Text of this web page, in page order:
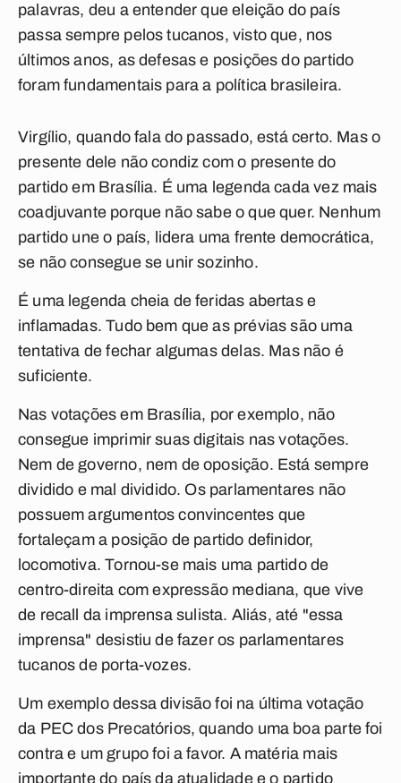
palavras, deu a entender que eleição do país
passa sempre pelos tucanos, visto que, nos
últimos anos, as defesas e posições do partido
foram fundamentais para a política brasileira.
Virgílio, quando fala do passado, está certo. Mas o
presente dele não condiz com o presente do
partido em Brasília. É uma legenda cada vez mais
coadjuvante porque não sabe o que quer. Nenhum
partido une o país, lidera uma frente democrática,
se não consegue se unir sozinho.
É uma legenda cheia de feridas abertas e
inflamadas. Tudo bem que as prévias são uma
tentativa de fechar algumas delas. Mas não é
suficiente.
Nas votações em Brasília, por exemplo, não
consegue imprimir suas digitais nas votações.
Nem de governo, nem de oposição. Está sempre
dividido e mal dividido. Os parlamentares não
possuem argumentos convincentes que
fortaleçam a posição de partido definidor,
locomotiva. Tornou-se mais uma partido de
centro-direita com expressão mediana, que vive
de recall
da imprensa sulista. Aliás, até "essa
imprensa" desistiu de fazer os parlamentares
tucanos de porta-vozes.
Um exemplo dessa divisão foi na última votação
da PEC dos Precatórios, quando uma boa parte foi
contra e um grupo foi a favor. A matéria mais
importante do país da atualidade e o partido